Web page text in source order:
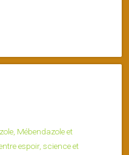
Mébendazole et
espoir, science et